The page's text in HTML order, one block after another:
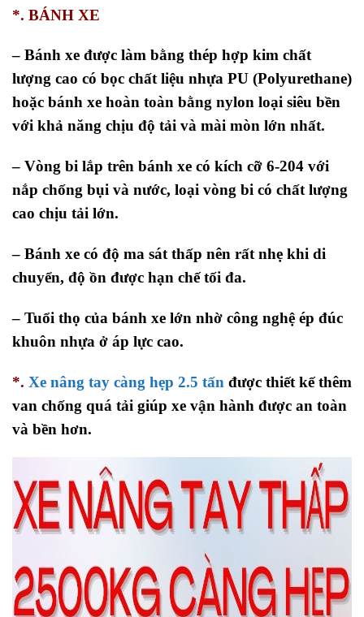
*. BÁNH XE
– Bánh xe được làm bằng thép hợp kim chất
lượng cao có bọc chất liệu nhựa PU (Polyurethane)
hoặc bánh xe hoàn toàn bằng nylon loại siêu bền
với khả năng chịu độ tải và mài mòn lớn nhất.
– Vòng bi lắp trên bánh xe có kích cỡ 6-204 với
nắp chống bụi và nước, loại vòng bi có chất lượng
cao chịu tải lớn.
– Bánh xe có độ ma sát thấp nên rất nhẹ khi di
chuyển, độ ồn được hạn chế tối đa.
– Tuổi thọ của bánh xe lớn nhờ công nghệ ép đúc
khuôn nhựa ở áp lực cao.
*. Xe nâng tay càng hẹp 2.5 tấn được thiết kế thêm
van chống quá tải giúp xe vận hành được an toàn
và bền hơn.